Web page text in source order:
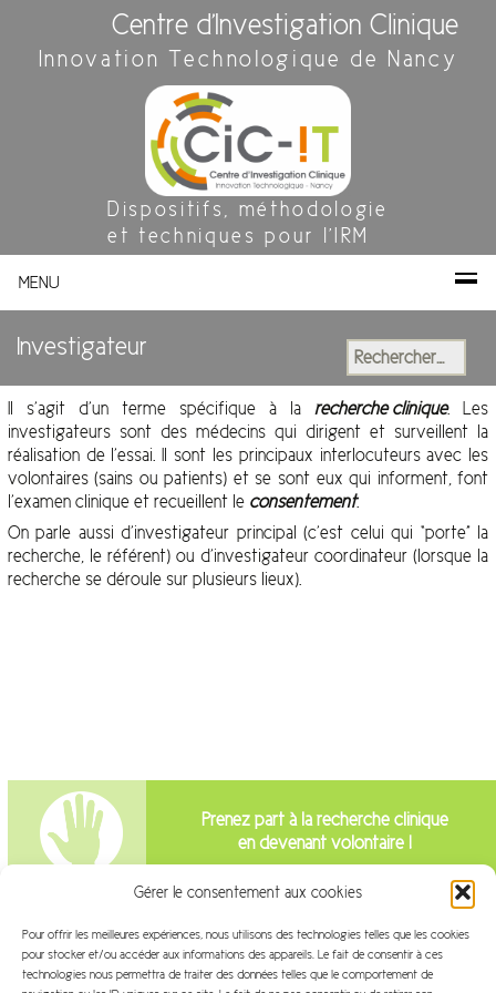
Gérer le consentement aux cookies
Pour offrir les meilleures expériences, nous utilisons des technologies telles que les cookies
pour stocker et/ou accéder aux informations des appareils. Le fait de consentir à ces
technologies nous permettra de traiter des données telles que le comportement de
Centre d'Investigation Clinique
Innovation Technologique de Nancy
Dispositifs, méthodologie
et techniques pour l'IRM
MENU
Investigateur Rechercher :
Il s’agit d’un terme spécifique à la recherche clinique. Les
investigateurs sont des médecins qui dirigent et surveillent la
réalisation de l’essai. Il sont les principaux interlocuteurs avec les
volontaires (sains ou patients) et se sont eux qui informent, font
l’examen clinique et recueillent le consentement.
On parle aussi d’investigateur principal (c’est celui qui “porte” la
recherche, le référent) ou d’investigateur coordinateur (lorsque la
recherche se déroule sur plusieurs lieux).
Prenez part à la recherche clinique
en devenant volontaire !
Intéressé par la recherche clinique?
Venez travailler avec nous!